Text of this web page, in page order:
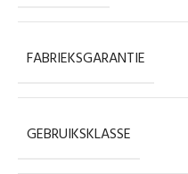
FABRIEKSGARANTIE
GEBRUIKSKLASSE